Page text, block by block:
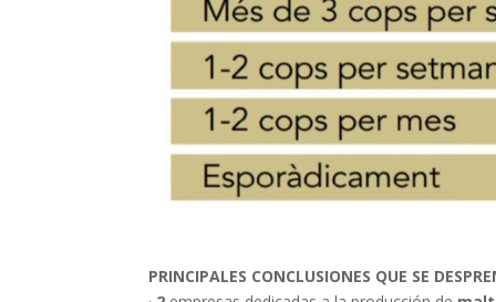
PRINCIPALES CONCLUSIONES QUE SE